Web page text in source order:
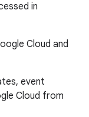
in
Cloud and
event
Cloud from